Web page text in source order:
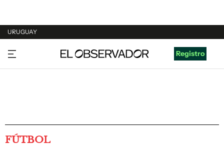
URUGUAY
URUGUAY
ARGENTINA
Registro
FÚTBOL